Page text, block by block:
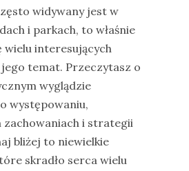
widywany jest w
i parkach, to właśnie
wielu interesujących
temat. Przeczytasz o
wyglądzie
występowaniu,
zachowaniach i strategii
bliżej to niewielkie
skradło serca wielu